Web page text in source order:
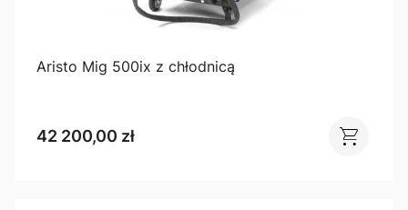
Aristo Mig 500ix z chłodnicą
42 200,00 zł